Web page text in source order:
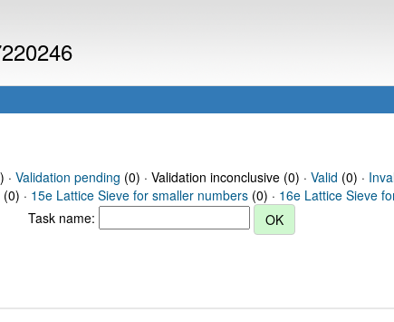
· Validation pending (0) · Validation inconclusive (0) · Valid (0) ·
(0) · 15e Lattice Sieve for smaller numbers (0) · 16e Lattice Sieve
Task name: